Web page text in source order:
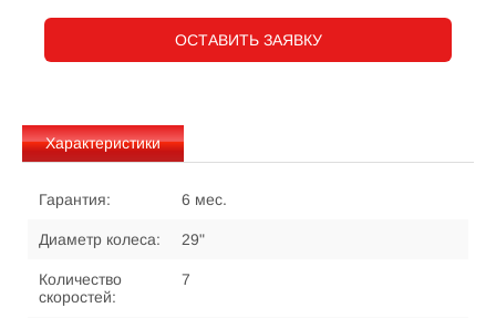
ОСТАВИТЬ ЗАЯВКУ
Характеристики
Гарантия: 6 мес.
Диаметр колеса: 29"
Количество
скоростей:
7